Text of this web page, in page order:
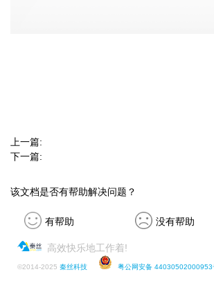
上一篇:
下一篇:
该文档是否有帮助解决问题？
有帮助 没有帮助
高效快乐地工作着!
©2014-2025 秦丝科技 粤公网安备 44030502000953